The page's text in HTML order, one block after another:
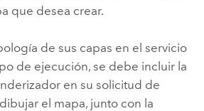
que desea crear.
de sus capas en el servicio
de ejecución, se debe incluir la
en su solicitud de
el mapa, junto con la